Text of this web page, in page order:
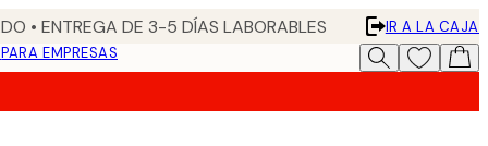
• ENTREGA DE 3-5 DÍAS LABORABLES
IR A LA CAJA
PARA EMPRESAS